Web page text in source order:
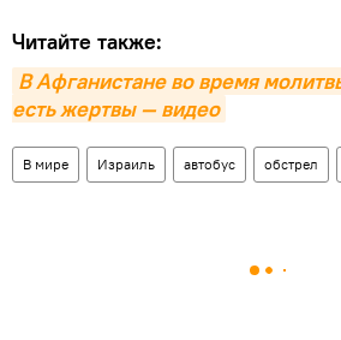
Читайте также:
В Афганистане во время
есть жертвы — видео
В мире Израиль автобус обстрел